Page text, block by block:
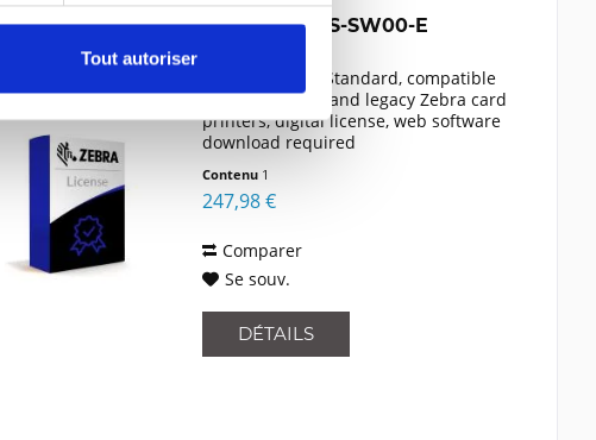
Tout autoriser
ZEBRA CSR2S-SW00-E
CardStudio 2.0 Standard, compatible
with all current and legacy Zebra card
printers, digital license, web software
download required
Contenu 1
247,98 €
Comparer
Se souv.
DÉTAILS